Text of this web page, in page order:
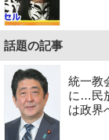
話題の記事
統一教
に…民
は政界